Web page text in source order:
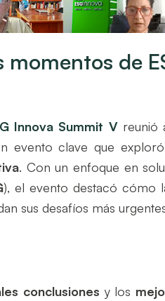
de
Innova Summit Vreunió
evento clave que
. Con un enfoque en
), el evento destacó cómo
sus desafíos más
conclusiones y los